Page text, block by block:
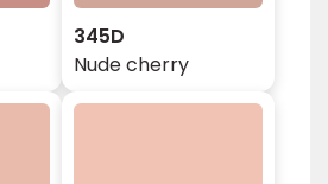
345D
Nude cherry